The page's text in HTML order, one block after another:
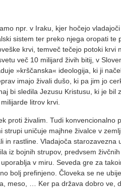
npr. v Iraku, kjer hočejo vladajoči
sistem ter preko njega oropati te
krvi, temveč te­čejo potoki krvi
več 10 milijard živih bitij, v
»krščanska« ide­ologija, ki ji
imajo živali dušo, ki pa jim jo
bi sledila Jezusu Kristu­su, ki je bil
litrov krvi.
proti živalim. Tudi konvencionalno
uničuje majhne živalce v
in rastline. Vladajoča starozavezna
iz bojnih strupov, predvsem
v miru. Seveda gre za
bolj prefinjeno. Človeka se ne
meso, … Ker pa država dobro ve,